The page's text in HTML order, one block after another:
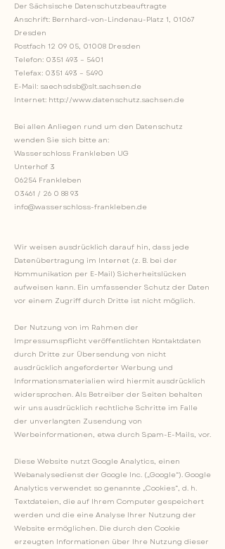
Der Sächsische Datenschutzbeauftragte
Anschrift: Bernhard-von-Lindenau-Platz 1, 01067
Dresden
Postfach 12 09 05, 01008 Dresden
Telefon: 0351 493 – 5401
Telefax: 0351 493 – 5490
E-Mail: saechsdsb@slt.sachsen.de
Internet: http://www.datenschutz.sachsen.de
Bei allen Anliegen rund um den Datenschutz
wenden Sie sich bitte an:
Wasserschloss Frankleben UG
Unterhof 3
06254 Frankleben
03461 / 26 0 88 93
info@wasserschloss-frankleben.de
Wir weisen ausdrücklich darauf hin, dass jede
Datenübertragung im Internet (z. B. bei der
Kommunikation per E-Mail) Sicherheitslücken
aufweisen kann. Ein umfassender Schutz der Daten
vor einem Zugriff durch Dritte ist nicht möglich.
Der Nutzung von im Rahmen der
Impressumspflicht veröffentlichten Kontaktdaten
durch Dritte zur Übersendung von nicht
ausdrücklich angeforderter Werbung und
Informationsmaterialien wird hiermit ausdrücklich
widersprochen. Als Betreiber der Seiten behalten
wir uns ausdrücklich rechtliche Schritte im Falle
der unverlangten Zusendung von
Werbeinformationen, etwa durch Spam-E-Mails, vor.
Diese Website nutzt Google Analytics, einen
Webanalysedienst der Google Inc. („Google“). Google
Analytics verwendet so genannte „Cookies“, d. h.
Textdateien, die auf Ihrem Computer gespeichert
werden und die eine Analyse Ihrer Nutzung der
Website ermöglichen. Die durch den Cookie
erzeugten Informationen über Ihre Nutzung dieser